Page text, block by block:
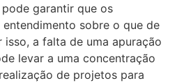
garantir que os
sobre o que de
a falta de uma apuração
levar a uma concentração
de projetos para